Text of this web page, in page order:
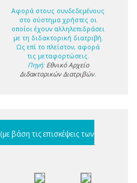
Αφορά στους συνδεδεμένους
στο σύστημα χρήστες οι
οποίοι έχουν αλληλεπιδράσει
με τη διδακτορική διατριβή.
Ως επί το πλείστον, αφορά
τις μεταφορτώσεις.
Πηγή: Εθνικό Αρχείο
Διδακτορικών Διατριβών.
(με βάση τις επισκέψεις των